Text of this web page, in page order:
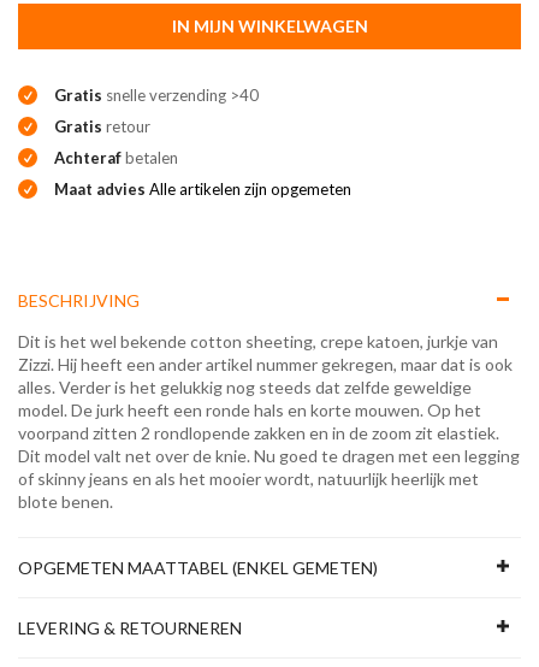
IN MIJN WINKELWAGEN
Gratis snelle verzending >40
Gratis retour
Achterafbetalen
Maat advies Alle artikelen zijn opgemeten
BESCHRIJVING
Dit is het wel bekende cotton sheeting, crepe katoen, jurkje van
Zizzi. Hij heeft een ander artikel nummer gekregen, maar dat is ook
alles. Verder is het gelukkig nog steeds dat zelfde geweldige
model. De jurk heeft een ronde hals en korte mouwen. Op het
voorpand zitten 2 rondlopende zakken en in de zoom zit elastiek.
Dit model valt net over de knie. Nu goed te dragen met een legging
of skinny jeans en als het mooier wordt, natuurlijk heerlijk met
blote benen.
OPGEMETEN MAATTABEL (ENKEL GEMETEN)
LEVERING & RETOURNEREN